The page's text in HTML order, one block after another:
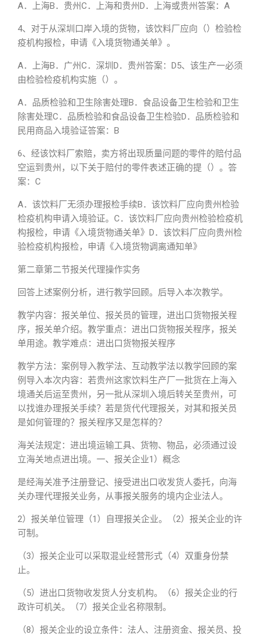
A．上海B．贵州C．上海和贵州D．上海或贵州答案：A
4、对于从深圳口岸入境的货物，该饮料厂应向（）检验检
疫机构报检，申请《入境货物通关单》。
A．上海B．广州C．深圳D．贵州答案：D5、该生产一必须
由检验检疫机构实施（）。
A．品质检验和卫生除害处理B．食品设备卫生检验和卫生
除害处理C．品质检验和食品设备卫生检验D．品质检验和
民用商品入境验证答案：B
6、经该饮料厂索赔，卖方将出现质量问题的零件的赔付品
空运到贵州，以下关于赔付的零件表述正确的提（）。答
案：C
A．该饮料厂无须办理报检手续B．该饮料厂应向贵州检验
检疫机构申请入境验证。C．该饮料厂应向贵州检验检疫机
构报检，申请《入境货物通关单》D．该饮料厂应向贵州检
验检疫机构报检，申请《入境货物调离通知单》
第二章第二节报关代理操作实务
回答上述案例分析，进行教学回顾。后导入本次教学。
教学内容：报关单位、报关员的管理，进出口货物报关程
序，报关单介绍。教学重点：进出口货物报关程序，报关
单用途。教学难点：进出口货物报关程序
教学方法：案例导入教学法、互动教学法以教学回顾的案
例导入本次内容：若贵州这家饮料生产厂一批货在上海入
境通关后运至贵州，另一批从深圳入境后转关至贵州，可
以找谁办理报关手续？若是货代代理报关，对其和报关员
是如何管理的？报关程序又是怎样的？
海关法规定：进出境运输工具、货物、物品，必须通过设
立海关地点进出境。一、报关企业1）概念
是经海关准予注册登记、接受进出口收发货人委托，向海
关办理代理报关业务，从事报关服务的境内企业法人。
2）报关单位管理（1）自理报关企业。（2）报关企业的许
可制。
（3）报关企业可以采取混业经营形式（4）双重身份禁
止。
（5）进出口货物收发货人分支机构。（6）报关企业的行
政许可机关。（7）报关企业名称限制。
（8）报关企业的设立条件：法人、注册资金、报关员、投